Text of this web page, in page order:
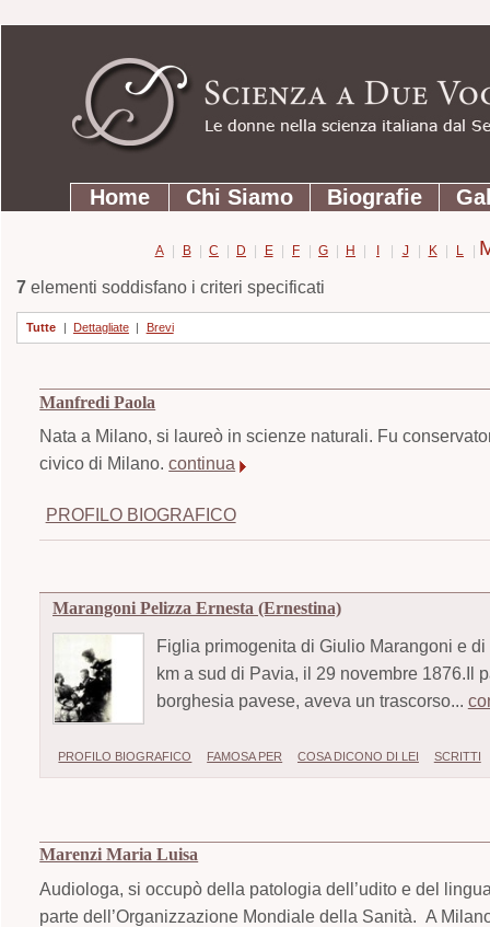
contenuti.
Strumenti
personali
SezioniHome Chi Siamo Biografie
A | B | C | D | E | F | G | H | I | J | K | L |
7elementi soddisfano i criteri specificati
Tutte | Dettagliate | Brevi
Manfredi Paola
Nata a Milano, si laureò in scienze naturali. Fu
civico di Milano.continua
PROFILO BIOGRAFICO
Marangoni Pelizza Ernesta (Ernestina)
Figlia primogenita di Giulio Marangoni e
km a sud di Pavia, il 29 novembre 1876.Il
borghesia pavese, aveva un trascorso...
PROFILO BIOGRAFICO FAMOSA PER COSA DICONO DI LEI SCRITTI
Marenzi Maria Luisa
Audiologa, si occupò della patologia dell’udito e del
parte dell’Organizzazione Mondiale della Sanità. A